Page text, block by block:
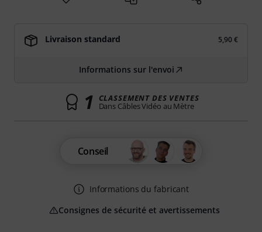
Livraison standard 5,90 €
Informations sur l'envoi
1 CLASSEMENT DES VENTES
Dans Câbles Vidéo au Mètre
Conseil
Informations du fabricant
Consignes de sécurité et avertissements